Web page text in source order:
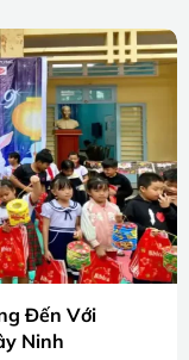
Đến Với
Ninh